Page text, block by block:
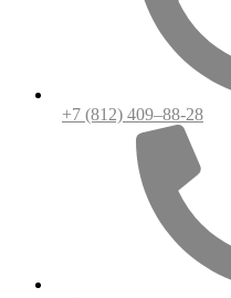
+7 (812) 409–88-28